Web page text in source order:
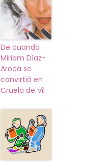
De cuando
Miriam Díaz-
Aroca se
convirtió en
Cruela de Vil